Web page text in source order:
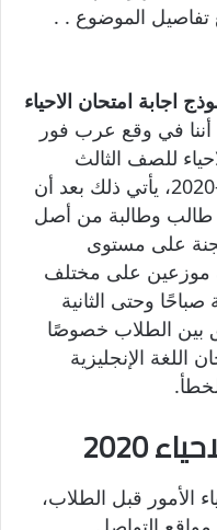
تفاصيل الموضوع . .
اجابة امتحان الاحياء
في وقع عرب فور
للصف الثالث
الثانوي اليوم الخميس بتاريخ 2-7-2020، يأتي ذلك بعد أن
قام ما يقرب من 269 ألفاً و104 طالب وطالبة من أصل
طالب وطالبة بـ 1817 لجنة على مستوى
موزعين على مختلف
وحتى الثانية
بين الطلاب خصوصًا
الإنجليزية
2020
الأمور قبل الطلاب،